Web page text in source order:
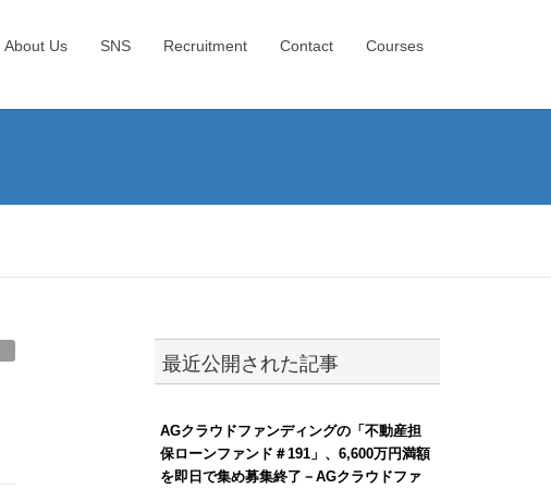
About Us SNS Recruitment Contact Courses
最近公開された記事
AGクラウドファンディングの「不動産担
保ローンファンド＃191」、6,600万円満額
を即日で集め募集終了－AGクラウドファ